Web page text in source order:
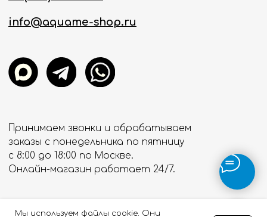
Мы используем файлы cookie. Они